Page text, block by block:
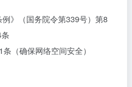
》（国务院令第339号）第8
（确保网络空间安全）